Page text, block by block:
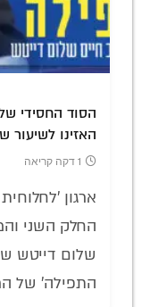
הסוד החסידי
האזינו
1 דקה קריאה
ארגון
החלק השני
שלום דייטש
התפילה' של